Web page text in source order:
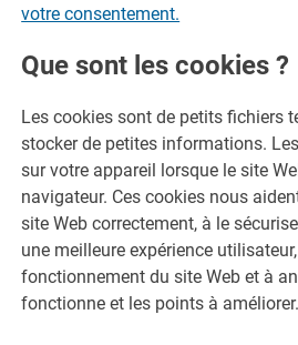
votre consentement.
Que sont les cookies ?
Les cookies sont de petits fichiers
stocker de petites informations.
sur votre appareil lorsque le site
navigateur. Ces cookies nous
site Web correctement, à le
une meilleure expérience
fonctionnement du site Web et à
fonctionne et les points à améliorer.